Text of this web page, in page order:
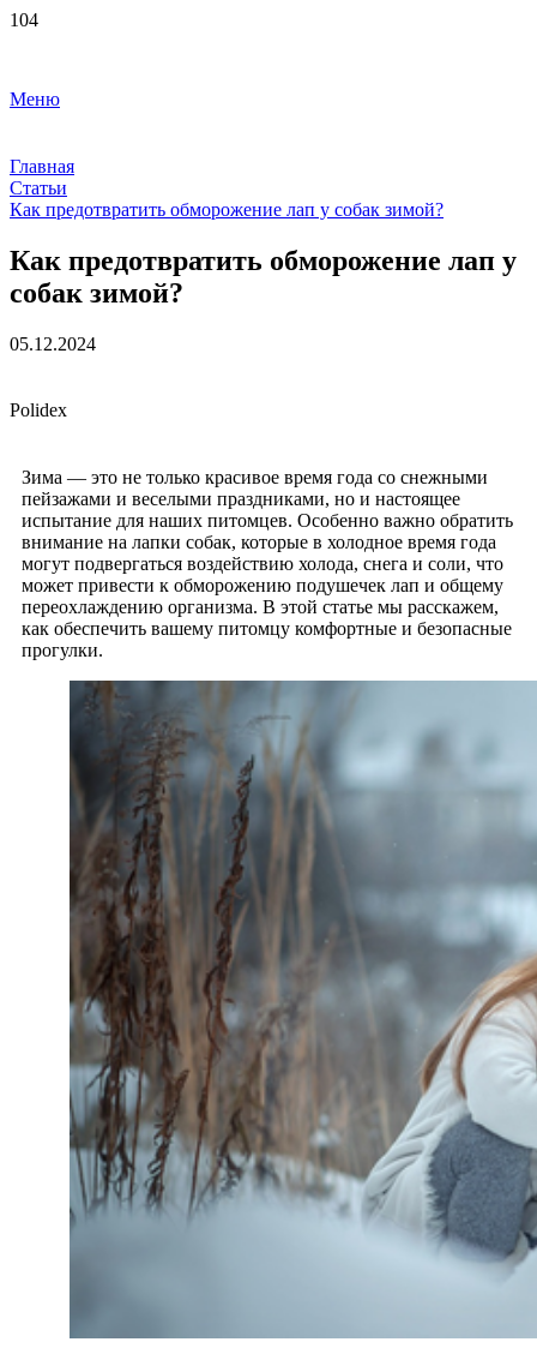
Меню
Главная
Статьи
Как предотвратить обморожение лап у собак зимой?
Как предотвратить обморожение лап у
собак зимой?
05.12.2024
Polidex
Зима — это не только красивое время года со снежными
пейзажами и веселыми праздниками, но и настоящее
испытание для наших питомцев. Особенно важно обратить
внимание на лапки собак, которые в холодное время года
могут подвергаться воздействию холода, снега и соли, что
может привести к обморожению подушечек лап и общему
переохлаждению организма. В этой статье мы расскажем,
как обеспечить вашему питомцу комфортные и безопасные
прогулки.